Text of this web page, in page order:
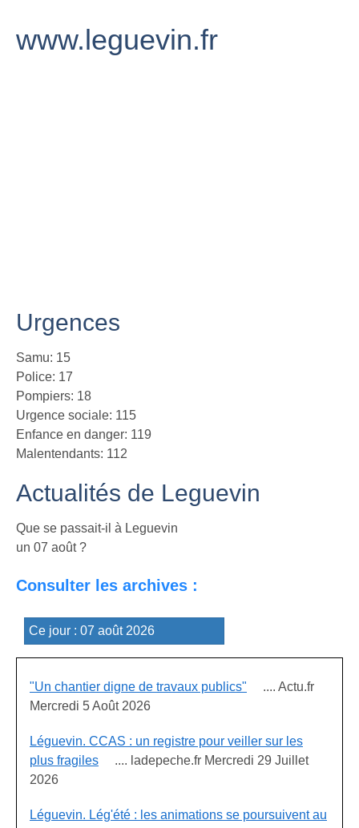
www.leguevin.fr
Urgences
Samu: 15
Police: 17
Pompiers: 18
Urgence sociale: 115
Enfance en danger: 119
Malentendants: 112
Actualités de Leguevin
Que se passait-il à Leguevin
un 07 août ?
Consulter les archives :
"Un chantier digne de travaux publics" .... Actu.fr
Mercredi 5 Août 2026
Léguevin. CCAS : un registre pour veiller sur les
plus fragiles .... ladepeche.fr Mercredi 29 Juillet
2026
Léguevin. Lég'été : les animations se poursuivent au